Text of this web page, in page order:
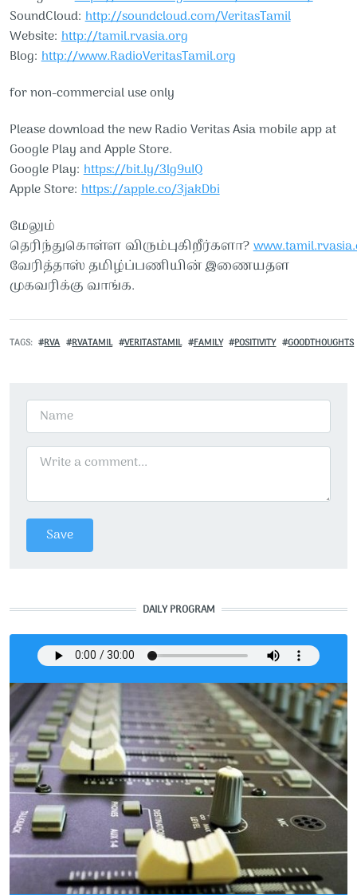
SoundCloud:http://soundcloud.com/VeritasTamil
Website:http://tamil.rvasia.org
Blog:http://www.RadioVeritasTamil.org
for non-commercial use only
Please download the new Radio Veritas Asia mobile app at
Google Play and Apple Store.
Google Play:https://bit.ly/3lg9uIQ
Apple Store:https://apple.co/3jakDbi
மேலும்
தெரிந்துகொள்ள விரும்புகிறீர்களா?
வேரித்தாஸ் தமிழ்ப்பணியின் இணையதள
முகவரிக்கு வாங்க.
TAGS RVA RVATAMIL VERITASTAMIL FAMILY POSITIVITY GOODTHOUGHTS
DAILY PROGRAM